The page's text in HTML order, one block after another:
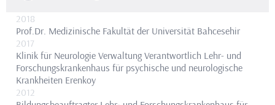
2018
Prof.Dr. Medizinische Fakultät der Universität Bahcesehir
2017
Klinik für Neurologie Verwaltung Verantwortlich Lehr- und
Forschungskrankenhaus für psychische und neurologische
Krankheiten Erenkoy
2012